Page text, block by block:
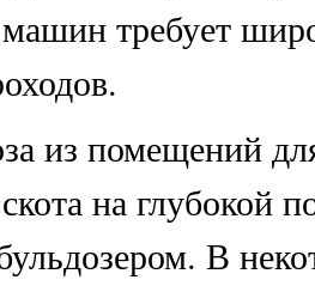
требует
из помещений
на глубокой
В